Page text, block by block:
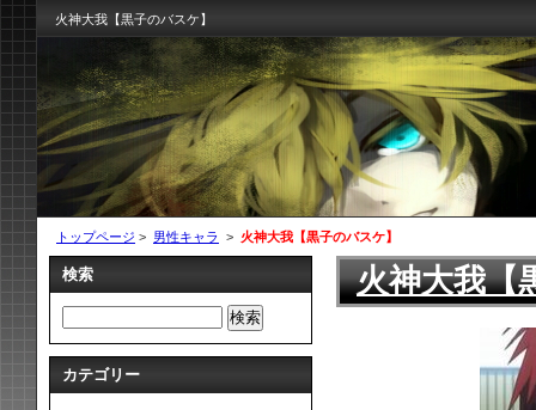
火神大我【黒子のバスケ】
火神大我【
検索
カテゴリー
トップページ > 男性キャラ > 火神大我【黒子のバスケ】